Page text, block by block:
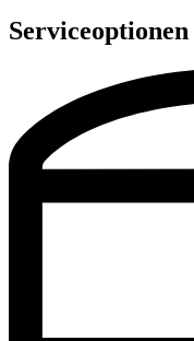
Serviceoptionen